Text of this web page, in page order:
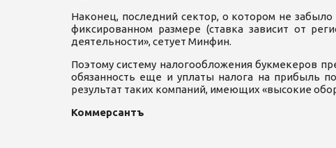
Наконец, последний сектор, о котором не
фиксированном размере (ставка зависит от
деятельности», сетует Минфин.
Поэтому систему налогообложения букмекеров
обязанность еще и уплаты налога на прибыль
результат таких компаний, имеющих «высокие
Коммерсантъ